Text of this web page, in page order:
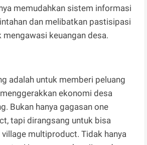
memudahkan sistem informasi
dan melibatkan pastisipasi
keuangan desa.
adalah untuk memberi peluang
ekonomi desa
Bukan hanya gagasan one
tapi dirangsang untuk bisa
multiproduct. Tidak hanya